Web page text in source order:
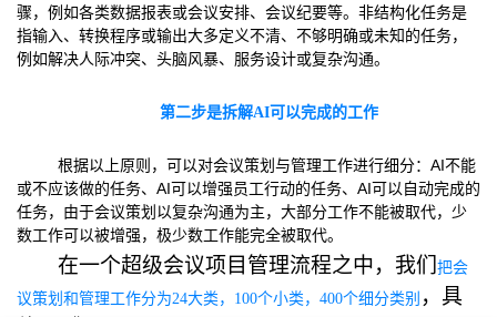
骤，例如各类数据报表或会议安排、会议纪要等。非结构化任务是
指输入、转换程序或输出大多定义不清、不够明确或未知的任务，
例如解决人际冲突、头脑风暴、服务设计或复杂沟通。
第二步是拆解AI可以完成的工作
根据以上原则，可以对会议策划与管理工作进行细分：AI不能
或不应该做的任务、AI可以增强员工行动的任务、AI可以自动完成的
任务，由于会议策划以复杂沟通为主，大部分工作不能被取代，少
数工作可以被增强，极少数工作能完全被取代。
在一个超级会议项目管理流程之中，我们 把会
议策划和管理工作分为24大类，100个小类，400个细分类别 ，具